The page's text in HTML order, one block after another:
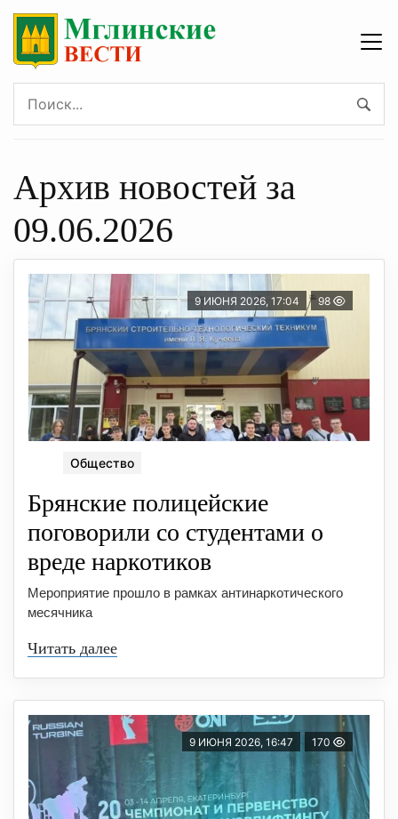
Архив новостей за
09.06.2026
9 ИЮНЯ 2026, 17:04 98
Общество
Брянские полицейские
поговорили со студентами о
вреде наркотиков
Мероприятие прошло в рамках антинаркотического
месячника
Читать далее
9 ИЮНЯ 2026, 16:47 170